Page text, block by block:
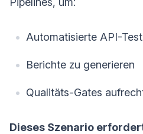
Automatisierte API-
Berichte zu generieren
Qualitäts-Gates
Dieses Szenario